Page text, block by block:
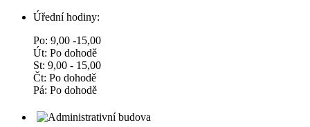
Úřední hodiny:
Po: 9,00 -15,00
Út: Po dohodě
St: 9,00 - 15,00
Čt: Po dohodě
Pá: Po dohodě